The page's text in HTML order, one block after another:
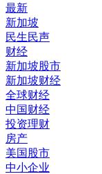
最新
新加坡
民生民声
财经
新加坡股市
新加坡财经
全球财经
中国财经
投资理财
房产
美国股市
中小企业